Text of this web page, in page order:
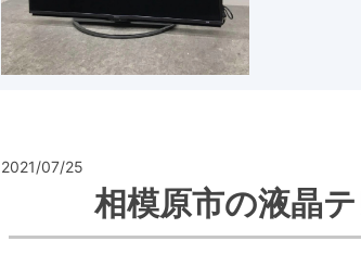
2021/07/25
相模原市の液晶